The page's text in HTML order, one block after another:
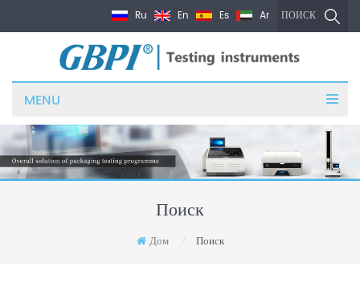
ПОИСК
Ru En Es Ar
MENU
Поиск
Дом Поиск